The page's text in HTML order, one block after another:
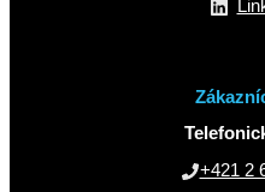
+421 2